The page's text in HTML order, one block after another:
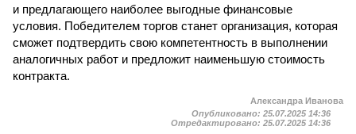
и предлагающего наиболее выгодные финансовые
условия. Победителем торгов станет организация, которая
сможет подтвердить свою компетентность в выполнении
аналогичных работ и предложит наименьшую стоимость
контракта.
Александра Иванова
Опубликовано: 25.07.2025 14:36
Отредактировано: 25.07.2025 14:36